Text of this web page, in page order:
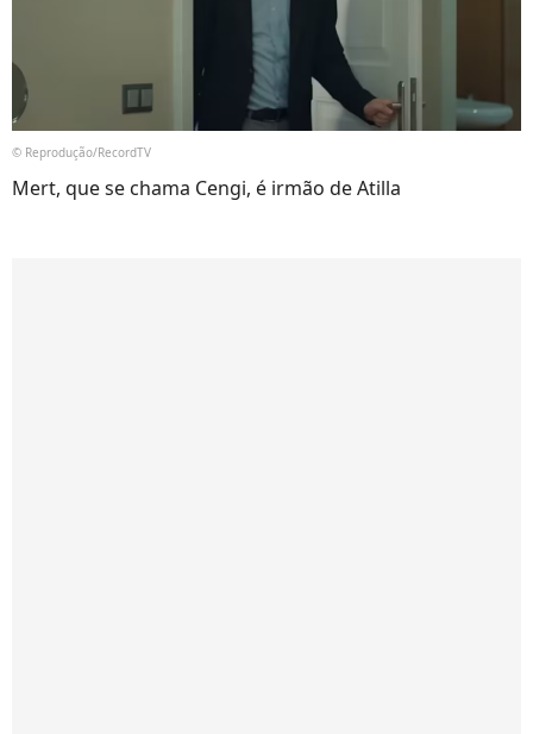
© Reprodução/RecordTV
Mert, que se chama Cengi, é irmão de Atilla